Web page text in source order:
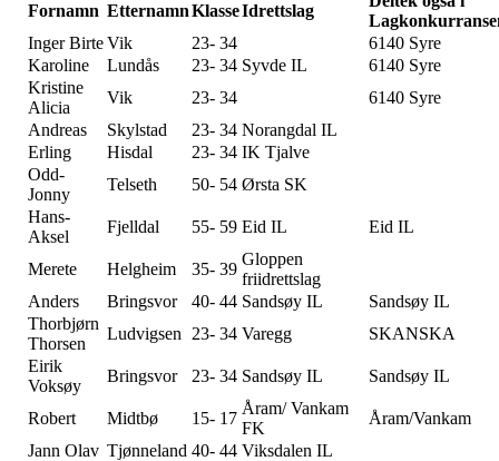
Fornamn EtternamnKlasseIdrettslag
Inger BirteVik 23- 34
6140 Syre
Karoline
Lundås 23- 34 Syvde IL
6140 Syre
Kristine
Alicia
Vik 23- 34
6140 Syre
Andreas
Skylstad 23- 34 Norangdal IL
Erling
Hisdal 23- 34 IK Tjalve
Odd-
Jonny
Telseth 50- 54 Ørsta SK
Hans-
Aksel
Fjelldal 55- 59 Eid IL Eid IL
Merete Helgheim 35- 39
Gloppen
friidrettslag
Anders
Bringsvor 40- 44 Sandsøy IL
Sandsøy IL
Thorbjørn
Thorsen
Ludvigsen 23- 34 Varegg
SKANSKA
Eirik
Voksøy
Bringsvor 23- 34 Sandsøy IL Sandsøy IL
Robert Midtbø 15- 17
Åram/ Vankam
FK
Åram/Vankam
Jann Olav Tjønneland 40- 44 Viksdalen IL